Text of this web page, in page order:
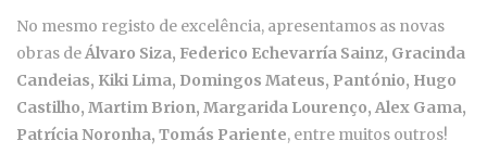
No mesmo registo de excelência, apresentamos as novas
obras deÁlvaro Siza, Federico Echevarría Sainz, Gracinda
Candeias, Kiki Lima, Domingos Mateus, Pantónio, Hugo
Castilho, Martim Brion, Margarida Lourenço, Alex Gama,
Patrícia Noronha, Tomás Pariente, entre muitos outros!